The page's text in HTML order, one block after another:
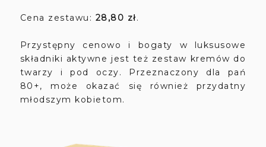
Cena zestawu: 28,80 zł.
Przystępny cenowo i bogaty w luksusowe
składniki aktywne jest też zestaw kremów do
twarzy i pod oczy. Przeznaczony dla pań
80+, może okazać się również przydatny
młodszym kobietom.